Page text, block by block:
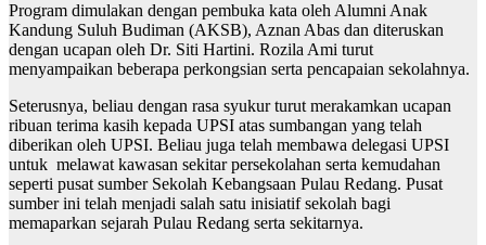
Program dimulakan dengan pembuka kata oleh Alumni Anak
Kandung Suluh Budiman (AKSB), Aznan Abas dan diteruskan
dengan ucapan oleh Dr. Siti Hartini. Rozila Ami turut
menyampaikan beberapa perkongsian serta pencapaian sekolahnya.
Seterusnya, beliau dengan rasa syukur turut merakamkan ucapan
ribuan terima kasih kepada UPSI atas sumbangan yang telah
diberikan oleh UPSI. Beliau juga telah membawa delegasi UPSI
untuk melawat kawasan sekitar persekolahan serta kemudahan
seperti pusat sumber Sekolah Kebangsaan Pulau Redang. Pusat
sumber ini telah menjadi salah satu inisiatif sekolah bagi
memaparkan sejarah Pulau Redang serta sekitarnya.